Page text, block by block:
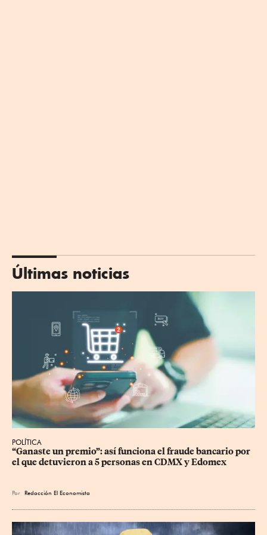
Últimas noticias
POLÍTICA
“Ganaste un premio”: así funciona el fraude bancario por
el que detuvieron a 5 personas en CDMX y Edomex
Por Redacción El Economista